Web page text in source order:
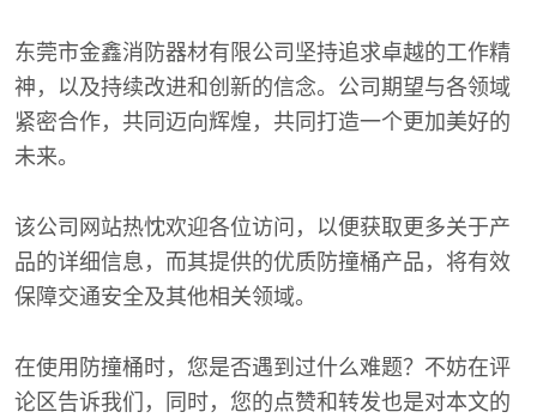
东莞市金鑫消防器材有限公司坚持追求卓越的工作精
神，以及持续改进和创新的信念。公司期望与各领域
紧密合作，共同迈向辉煌，共同打造一个更加美好的
未来。
该公司网站热忱欢迎各位访问，以便获取更多关于产
品的详细信息，而其提供的优质防撞桶产品，将有效
保障交通安全及其他相关领域。
在使用防撞桶时，您是否遇到过什么难题？不妨在评
论区告诉我们，同时，您的点赞和转发也是对本文的